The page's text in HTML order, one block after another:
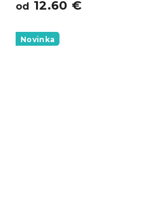
od 12.60 €
Novinka